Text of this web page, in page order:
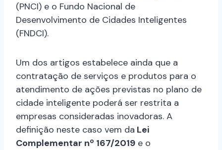
(PNCI) e o Fundo Nacional de
Desenvolvimento de Cidades Inteligentes
(FNDCI).
Um dos artigos estabelece ainda que a
contratação de serviços e produtos para o
atendimento de ações previstas no plano de
cidade inteligente poderá ser restrita a
empresas consideradas inovadoras. A
definição neste caso vem da Lei
Complementar nº 167/2019 e o